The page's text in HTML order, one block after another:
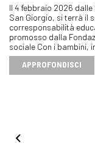
Il 4 febbraio 2026 dalle
San Giorgio, si terrà il
corresponsabilità
promosso dalla
sociale Con i bambini,
APPROFONDISCI